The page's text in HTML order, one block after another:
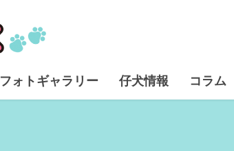
フォトギャラリー 仔犬情報 コラム